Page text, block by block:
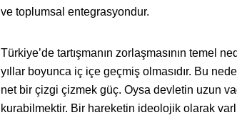
ve toplumsal entegrasyondur.
Türkiye’de tartışmanın zorlaşmasının temel
yıllar boyunca iç içe geçmiş olmasıdır. Bu
net bir çizgi çizmek güç. Oysa devletin uzun
kurabilmektir. Bir hareketin ideolojik olarak